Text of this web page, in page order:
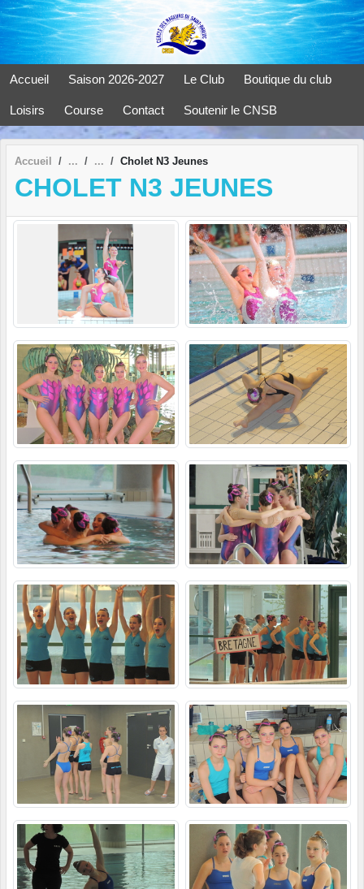
Accueil Saison 2026-2027 Le Club Boutique du club
Loisirs Course Contact Soutenir le CNSB
Accueil Cholet N3 Jeunes
CHOLET N3 JEUNES
Panneau de gestion des cookies